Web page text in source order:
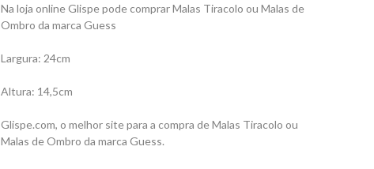
Na loja online Glispe pode comprar Malas Tiracolo ou Malas de
Ombro da marca Guess
Largura: 24cm
Altura: 14,5cm
Glispe.com, o melhor site para a compra de Malas Tiracolo ou
Malas de Ombro da marca Guess.